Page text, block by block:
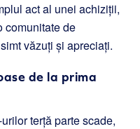
act al unei achiziții,
comunitate de
văzuți și apreciați.
de la prima
terță parte scade,